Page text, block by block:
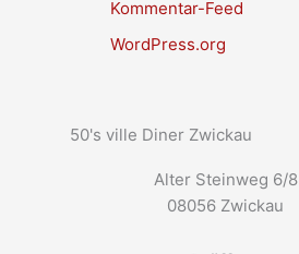
Kommentar-Feed
WordPress.org
50's ville Diner Zwickau
Alter Steinweg 6/8
08056 Zwickau